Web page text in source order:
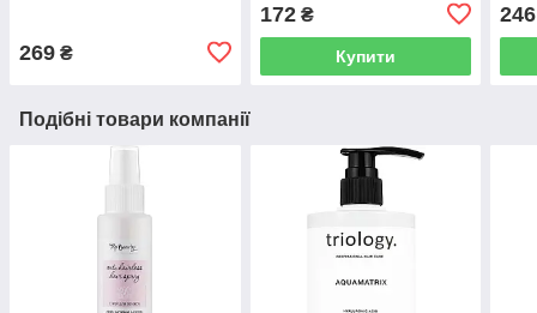
269 ₴
172₴
Купити
246
Подібні товари компанії